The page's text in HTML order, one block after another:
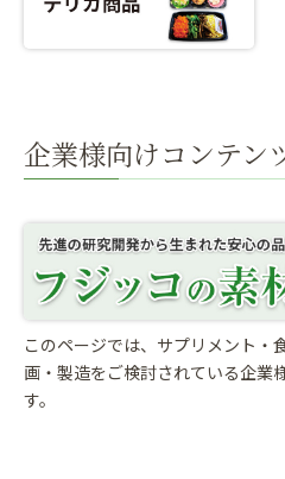
企業様向けコンテン
このページでは、サプリメント・
画・製造をご検討されている企業
す。